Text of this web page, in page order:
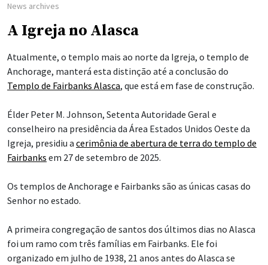
News archives
A Igreja no Alasca
Atualmente, o templo mais ao norte da Igreja, o templo de
Anchorage, manterá esta distinção até a conclusão do
Templo de Fairbanks Alasca, que está em fase de construção.
Élder Peter M. Johnson, Setenta Autoridade Geral e
conselheiro na presidência da Área Estados Unidos Oeste da
Igreja, presidiu a cerimônia de abertura de terra do templo de
Fairbanks em 27 de setembro de 2025.
Os templos de Anchorage e Fairbanks são as únicas casas do
Senhor no estado.
A primeira congregação de santos dos últimos dias no Alasca
foi um ramo com três famílias em Fairbanks. Ele foi
organizado em julho de 1938, 21 anos antes do Alasca se